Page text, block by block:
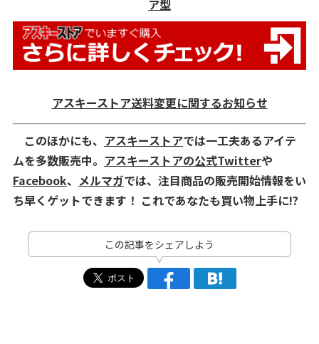
ア型
アスキーストア送料変更に関するお知らせ
このほかにも、 アスキーストアでは一工夫あるアイテ
ムを多数販売中。 アスキーストアの公式Twitterや
Facebook、 メルマガでは、注目商品の販売開始情報をい
ち早くゲットできます！ これであなたも買い物上手に!?
この記事をシェアしよう